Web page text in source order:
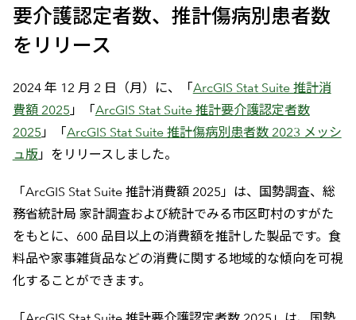
要介護認定者数、推計傷病別患者数
をリリース
2024 年 12 月 2 日（月）に、「ArcGIS Stat Suite 推計消
費額 2025」「ArcGIS Stat Suite 推計要介護認定者数
2025」「ArcGIS Stat Suite 推計傷病別患者数 2023 メッシ
ュ版」をリリースしました。
「ArcGIS Stat Suite 推計消費額 2025」は、国勢調査、総
務省統計局 家計調査および統計でみる市区町村のすがた
をもとに、600 品目以上の消費額を推計した製品です。食
料品や家事雑貨品などの消費に関する地域的な傾向を可視
化することができます。